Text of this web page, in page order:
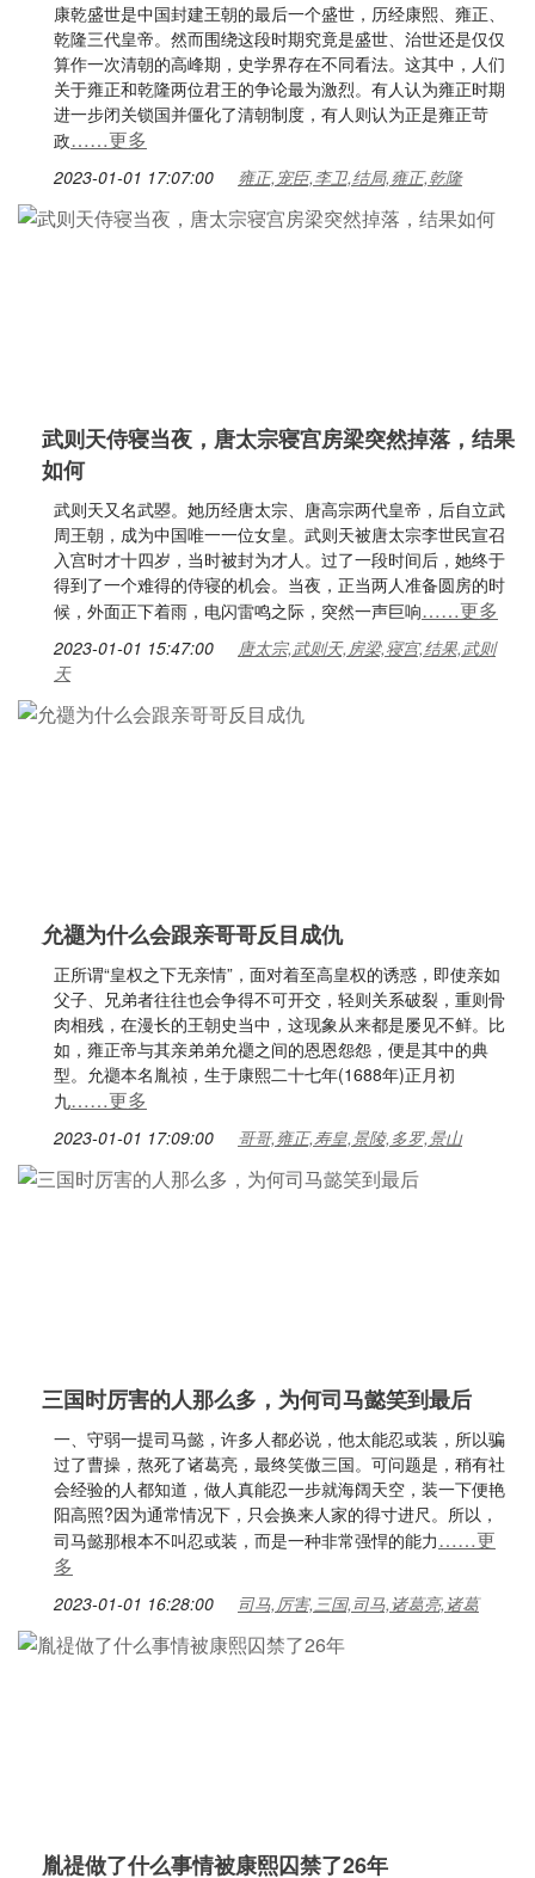
康乾盛世是中国封建王朝的最后一个盛世，历经康熙、雍正、
乾隆三代皇帝。然而围绕这段时期究竟是盛世、治世还是仅仅
算作一次清朝的高峰期，史学界存在不同看法。这其中，人们
关于雍正和乾隆两位君王的争论最为激烈。有人认为雍正时期
进一步闭关锁国并僵化了清朝制度，有人则认为正是雍正苛
政……更多
2023-01-01 17:07:00 雍正,宠臣,李卫,结局,雍正,乾隆
武则天侍寝当夜，唐太宗寝宫房梁突然掉落，结果
如何
武则天又名武曌。她历经唐太宗、唐高宗两代皇帝，后自立武
周王朝，成为中国唯一一位女皇。武则天被唐太宗李世民宣召
入宫时才十四岁，当时被封为才人。过了一段时间后，她终于
得到了一个难得的侍寝的机会。当夜，正当两人准备圆房的时
候，外面正下着雨，电闪雷鸣之际，突然一声巨响……更多
2023-01-01 15:47:00
唐太宗,武则天,房梁,寝宫,结果,武则
天
允禵为什么会跟亲哥哥反目成仇
正所谓“皇权之下无亲情”，面对着至高皇权的诱惑，即使亲如
父子、兄弟者往往也会争得不可开交，轻则关系破裂，重则骨
肉相残，在漫长的王朝史当中，这现象从来都是屡见不鲜。比
如，雍正帝与其亲弟弟允禵之间的恩恩怨怨，便是其中的典
型。允禵本名胤祯，生于康熙二十七年(1688年)正月初
九……更多
2023-01-01 17:09:00 哥哥,雍正,寿皇,景陵,多罗,景山
三国时厉害的人那么多，为何司马懿笑到最后
一、守弱一提司马懿，许多人都必说，他太能忍或装，所以骗
过了曹操，熬死了诸葛亮，最终笑傲三国。可问题是，稍有社
会经验的人都知道，做人真能忍一步就海阔天空，装一下便艳
阳高照?因为通常情况下，只会换来人家的得寸进尺。所以，
司马懿那根本不叫忍或装，而是一种非常强悍的能力……更
多
2023-01-01 16:28:00 司马,厉害,三国,司马,诸葛亮,诸葛
胤禔做了什么事情被康熙囚禁了26年